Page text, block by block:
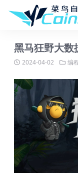
黑马狂野大数
2024-04-02 编